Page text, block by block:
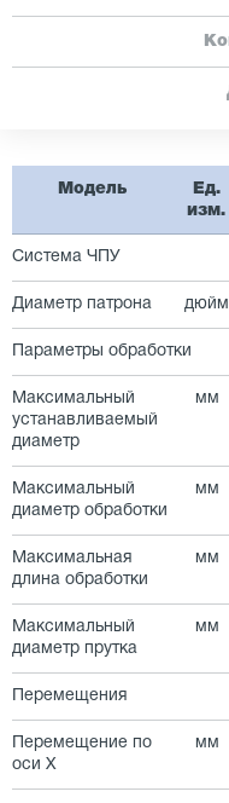
Модель
Ед.
изм.
Система ЧПУ
Диаметр патрона дюйм
Параметры обработки
Максимальный
устанавливаемый
диаметр
мм
Максимальный
диаметр обработки
мм
Максимальная
длина обработки
мм
Максимальный
диаметр прутка
мм
Перемещения
Перемещение по
оси X
мм